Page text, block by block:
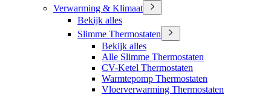
Verwarming & Klimaat
Bekijk alles
Slimme Thermostaten
Bekijk alles
Alle Slimme Thermostaten
CV-Ketel Thermostaten
Warmtepomp Thermostaten
Vloerverwarming Thermostaten